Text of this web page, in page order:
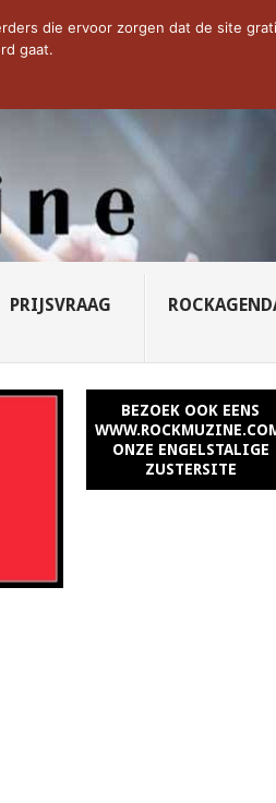
CD VAN DE WEEK: SLEEPING...
PRIJSVRAAG
BEZOEK OOK EENS
ONZE ENGELSTALIGE
ZUSTERSITE
die ervoor zorgen dat de site
gaat.